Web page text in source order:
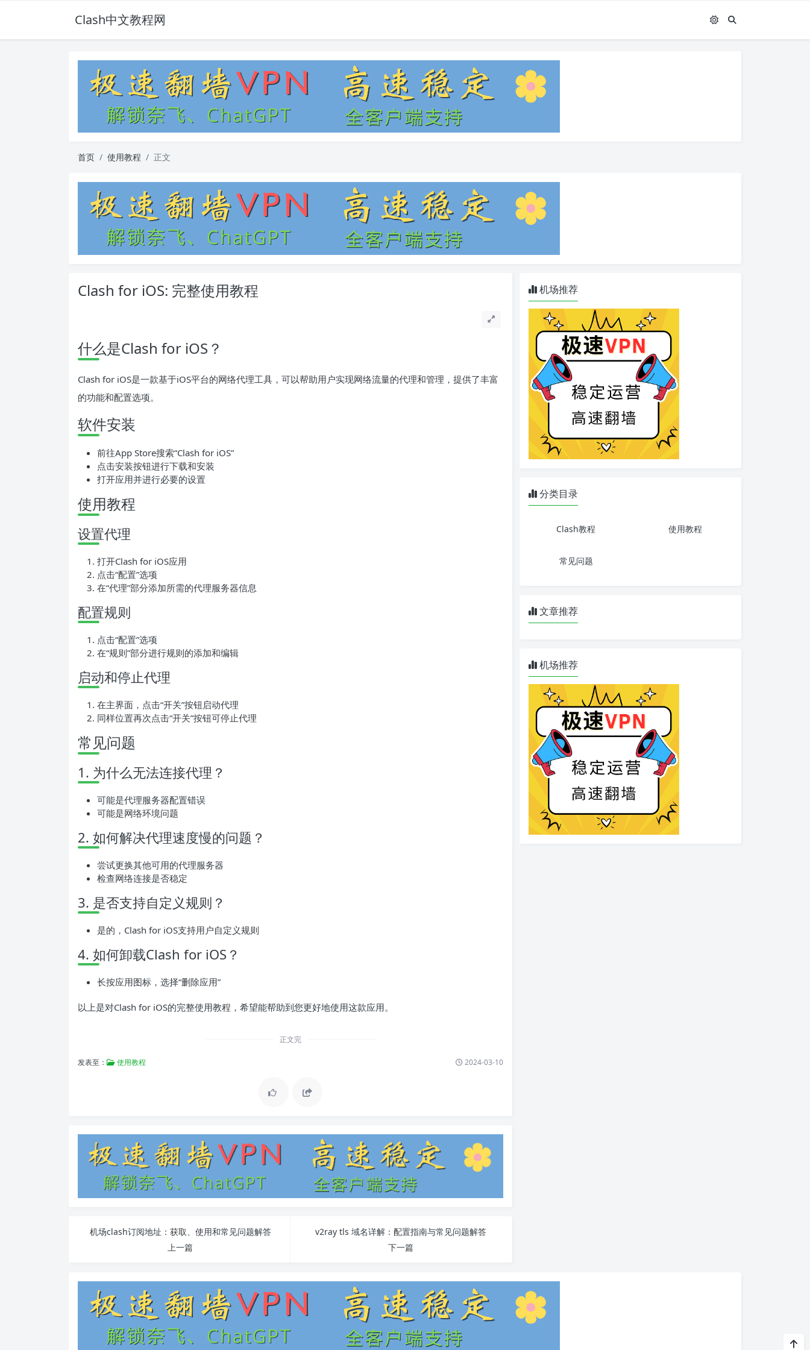
Clash中文教程网
首页 使用教程 正文
Clash for iOS: 完整使用教程
什么是Clash for iOS？
Clash for iOS是一款基于iOS平台的网络代理工具，可以帮助用户实现网络流量的代理和管理，提供了丰富
的功能和配置选项。
软件安装
前往App Store搜索“Clash for iOS”
点击安装按钮进行下载和安装
打开应用并进行必要的设置
使用教程
设置代理
打开Clash for iOS应用
点击“配置”选项
在“代理”部分添加所需的代理服务器信息
配置规则
点击“配置”选项
在“规则”部分进行规则的添加和编辑
启动和停止代理
在主界面，点击“开关”按钮启动代理
同样位置再次点击“开关”按钮可停止代理
常见问题
1. 为什么无法连接代理？
可能是代理服务器配置错误
可能是网络环境问题
2. 如何解决代理速度慢的问题？
尝试更换其他可用的代理服务器
检查网络连接是否稳定
3. 是否支持自定义规则？
是的，Clash for iOS支持用户自定义规则
4. 如何卸载Clash for iOS？
长按应用图标，选择“删除应用”
以上是对Clash for iOS的完整使用教程，希望能帮助到您更好地使用这款应用。
正文完
发表至： 使用教程 2024-03-10
机场clash订阅地址：获取、使用和常见问题解答
上一篇
v2ray tls 域名详解：配置指南与常见问题解答
下一篇
机场推荐
分类目录
Clash教程 使用教程
常见问题
文章推荐
机场推荐